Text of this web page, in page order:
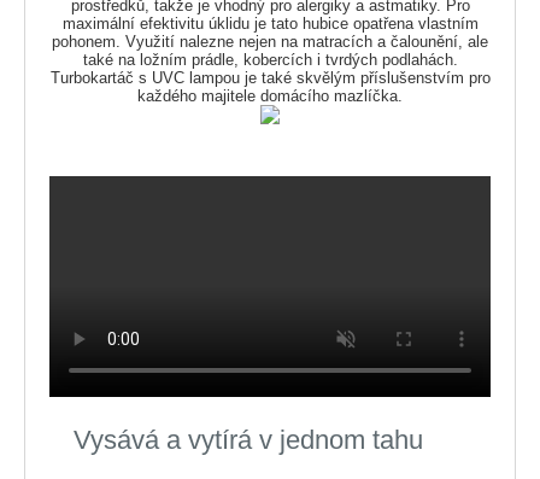
prostředků, takže je vhodný pro alergiky a astmatiky. Pro
maximální efektivitu úklidu je tato hubice opatřena vlastním
pohonem. Využití nalezne nejen na matracích a čalounění, ale
také na ložním prádle, kobercích i tvrdých podlahách.
Turbokartáč s UVC lampou je také skvělým příslušenstvím pro
každého majitele domácího mazlíčka.
Vysává a vytírá v jednom tahu